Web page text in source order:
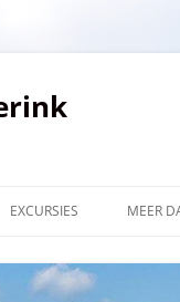
EXCURSIES MEER